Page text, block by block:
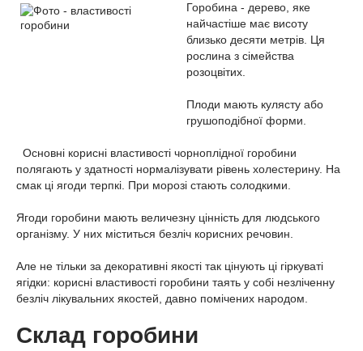
Горобина - дерево, яке
найчастіше має висоту
близько десяти метрів. Ця
рослина з сімейства
розоцвітих.
Плоди мають кулясту або
грушоподібної форми.
Основні корисні властивості чорноплідної горобини
полягають у здатності нормалізувати рівень холестерину. На
смак ці ягоди терпкі. При морозі стають солодкими.
Ягоди горобини мають величезну цінність для людського
організму. У них міститься безліч корисних речовин.
Але не тільки за декоративні якості так цінують ці гіркуваті
ягідки: корисні властивості горобини таять у собі незліченну
безліч лікувальних якостей, давно помічених народом.
Склад горобини